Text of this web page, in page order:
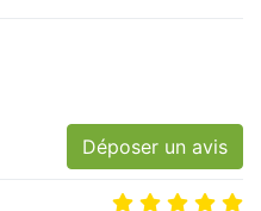
Déposer un avis